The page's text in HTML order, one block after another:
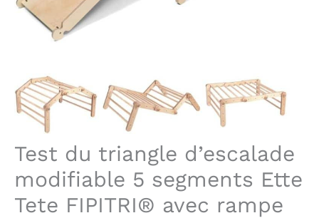
Test du triangle d’escalade
modifiable 5 segments Ette
Tete FIPITRI® avec rampe